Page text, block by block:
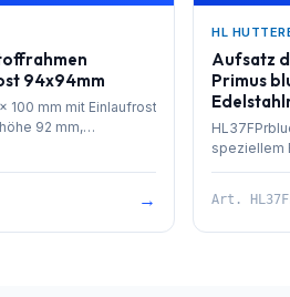
94x94mm
100 mm mit Einlaufrost
92 mm,
→
HL
Aufsatz
Primus
speziellem
Art.